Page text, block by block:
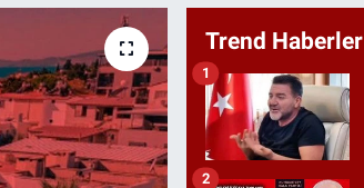
Trend Haberler
1
2